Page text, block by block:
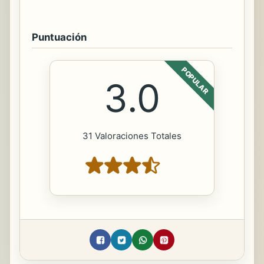
Puntuación
POPULAR
3.0
31 Valoraciones Totales